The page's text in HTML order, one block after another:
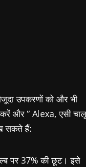
उपकरणों को और भी
करें और ” Alexa, एसी चालू
सकते हैं:
पर 37% की छूट। इसे